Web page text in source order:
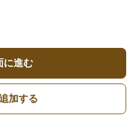
に進む
加する